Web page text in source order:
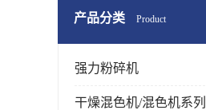
产品分类 Product
强力粉碎机
干燥混色机/混色机系列